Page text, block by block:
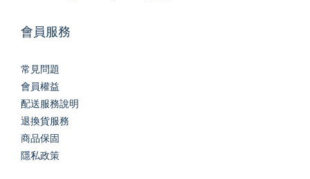
會員服務
常見問題
會員權益
配送服務說明
退換貨服務
商品保固
隱私政策